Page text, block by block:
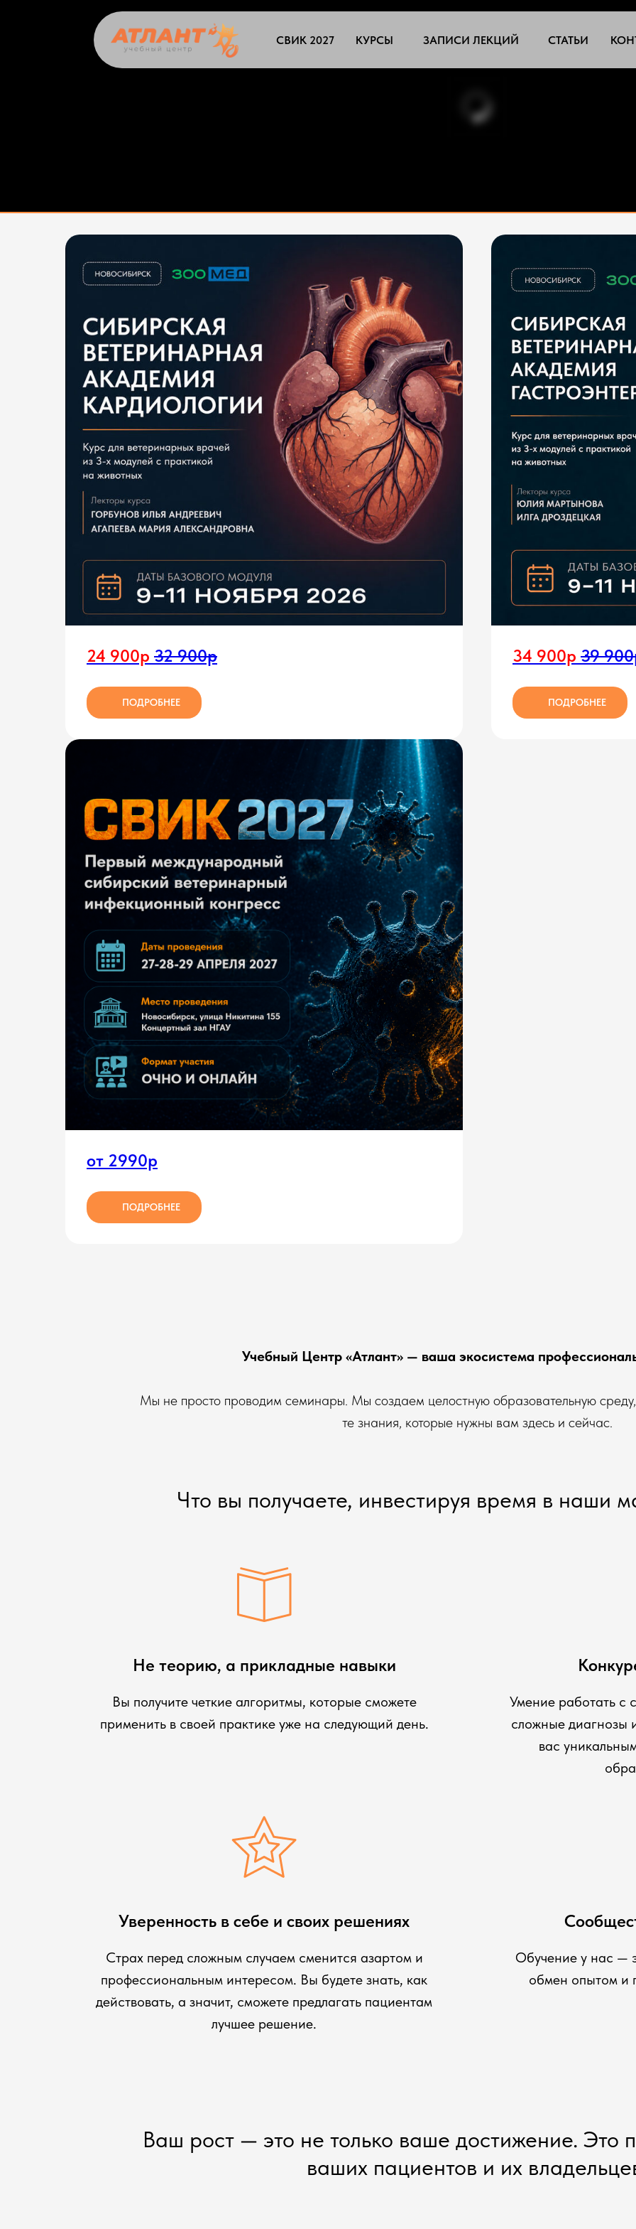
СТАТЬИ
ЗАПИСИ ЛЕКЦИЙ
КУРСЫ
СВИК 2027
24 900р 32 900р
ПОДРОБНЕЕ
34 900р 39
ПОДРОБНЕЕ
от 2990р
ПОДРОБНЕЕ
Учебный Центр «Атлант» — ваша экосистема
Мы не просто проводим семинары. Мы создаем целостную образовательную
те знания, которые нужны вам здесь и сейчас.
Что вы получаете, инвестируя время в наши
Не теорию, а прикладные навыки
Вы получите четкие алгоритмы, которые сможете
применить в своей практике уже на следующий день.
Умение работать с
сложные диагнозы
вас
Уверенность в себе и своих решениях
Страх перед сложным случаем сменится азартом и
профессиональным интересом. Вы будете знать, как
действовать, а значит, сможете предлагать пациентам
лучшее решение.
Обучение у нас —
обмен опытом и
Ваш рост — это не только ваше достижение. Это
ваших пациентов и их